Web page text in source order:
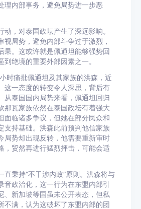
理内部事务，避免局势进一步恶
动，对泰国政坛产生了深远影响。
视局势，避免内部斗争过于激烈，
果。这或许就是佩通坦能够强势回
到绝境的重要外部因素之一。
时痛批佩通坦及其家族的洪森，近
这一态度的转变令人深思，背后有
从泰国国内局势来看，佩通坦回归
那瓦家族依然在泰国政坛有着强大
面临诸多争议，但她在部分民众和
支持基础。洪森此前预判他信家族
局势却出现反转，他需要重新审时
，贸然再进行猛烈抨击，可能会适
直秉持“不干涉内政”原则。洪森将与
音政治化，这一行为在东盟内部引
、新加坡等国虽未公开表态，但私
不满，认为这破坏了东盟内部的团